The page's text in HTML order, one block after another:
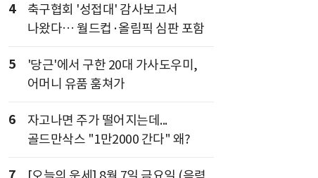
4
축구협회 '성접대' 감사보고서
나왔다… 월드컵·올림픽 심판 포함
5
'당근'에서 구한 20대 가사도우미,
어머니 유품 훔쳐가
6
자고나면 주가 떨어지는데...
골드만삭스 "1만2000 간다" 왜?